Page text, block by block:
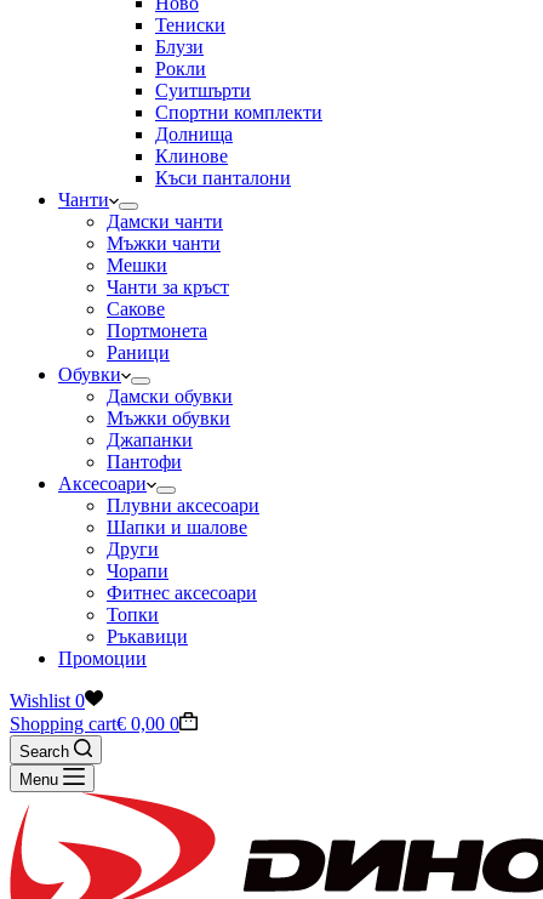
Тениски
Блузи
Рокли
Суитшърти
Спортни комплекти
Долнища
Клинове
Къси панталони
Чанти
Дамски чанти
Мъжки чанти
Мешки
Чанти за кръст
Сакове
Портмонета
Раници
Обувки
Дамски обувки
Мъжки обувки
Джапанки
Пантофи
Аксесоари
Плувни аксесоари
Шапки и шалове
Други
Чорапи
Фитнес аксесоари
Топки
Ръкавици
Промоции
Wishlist 0
Shopping cart€ 0,00 0
Search
Menu